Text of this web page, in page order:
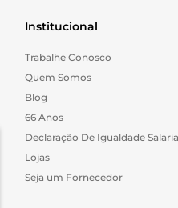
Institucional
Trabalhe Conosco
Quem Somos
Blog
66 Anos
Declaração De Igualdade
Lojas
Seja um Fornecedor